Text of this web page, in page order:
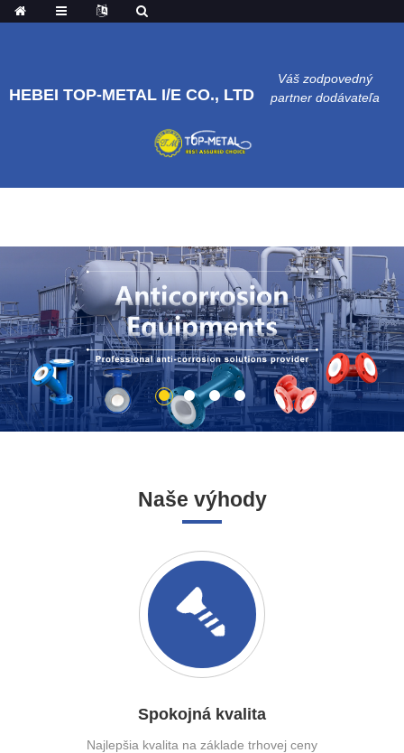
ob_start_detected
HEBEI TOP-METAL I/E CO., LTD
Váš zodpovedný
partner dodávateľa
Naše výhody
Spokojná kvalita
Najlepšia kvalita na základe trhovej ceny